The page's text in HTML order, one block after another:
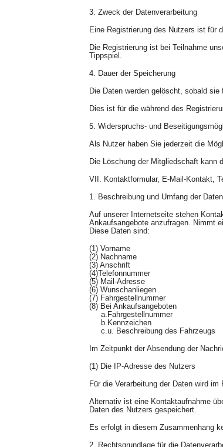
3. Zweck der Datenverarbeitung
Eine Registrierung des Nutzers ist für
Die Registrierung ist bei Teilnahme
Tippspiel.
4. Dauer der Speicherung
Die Daten werden gelöscht, sobald
Dies ist für die während des
5. Widerspruchs- und
Als Nutzer haben Sie jederzeit die
Die Löschung der Mitgliedschaft kann
VII. Kontaktformular, E-Mail-Kontakt,
1. Beschreibung und Umfang der
Auf unserer Internetseite stehen
Ankaufsangebote anzufragen. Nimmt
Diese Daten sind:
(1) Vorname
(2) Nachname
(3) Anschrift
(4)Telefonnummer
(5) Mail-Adresse
(6) Wunschanliegen
(7) Fahrgestellnummer
(8) Bei Ankaufsangeboten
a.Fahrgestellnummer
b.Kennzeichen
c.u. Beschreibung des Fahrzeugs
Im Zeitpunkt der Absendung der
(1) Die IP-Adresse des Nutzers
Für die Verarbeitung der Daten wird
Alternativ ist eine Kontaktaufnahme
Daten des Nutzers gespeichert.
Es erfolgt in diesem Zusammenhang
2. Rechtsgrundlage für die